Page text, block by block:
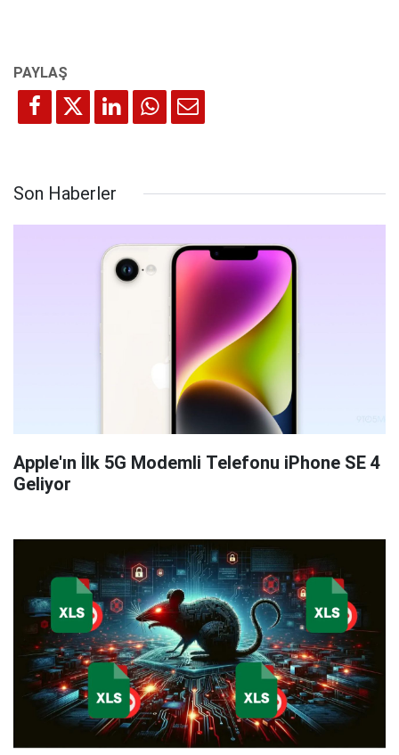
Son Haberler
Apple'ın İlk 5G Modemli Telefonu iPhone SE 4
Geliyor